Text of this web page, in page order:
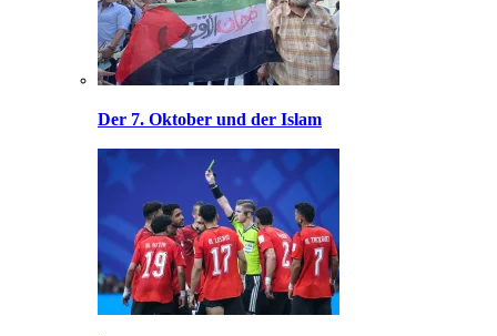
Der 7. Oktober und der Islam